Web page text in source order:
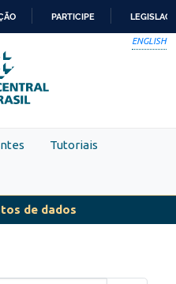
PARTICIPE
ENGLISH
Tutoriais
de dados